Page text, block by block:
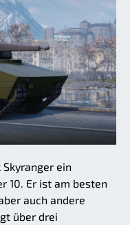
ein
10. Er ist am besten
auch andere
über drei